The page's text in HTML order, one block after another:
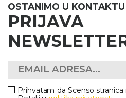
OSTANIMO U KONTAKTU
Prihvatam da Scenso